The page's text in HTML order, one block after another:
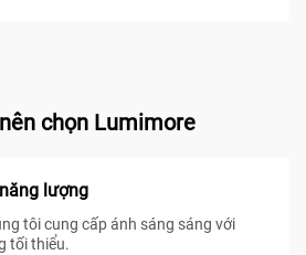
chọn Lumimore
lượng
tôi cung cấp ánh sáng sáng với
tối thiểu.